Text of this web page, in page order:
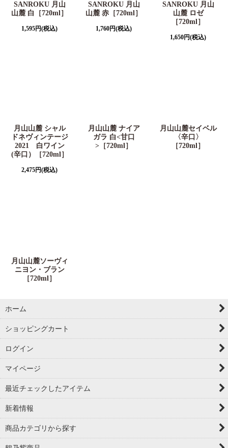
SANROKU 月山
山麓 白［720ml］
1,595円(税込)
SANROKU 月山
山麓 赤［720ml］
1,760円(税込)
SANROKU 月山
山麓 ロゼ
［720ml］
1,650円(税込)
月山山麓 シャル
ドネヴィンテージ
2021 白ワイン
(辛口）［720ml］
2,475円(税込)
月山山麓 ナイア
ガラ 白<甘口
>［720ml］
月山山麓セイベル
〈辛口〉
［720ml］
月山山麓ソーヴィ
ニヨン・ブラン
［720ml］
ホーム
ショッピングカート
ログイン
マイページ
最近チェックしたアイテム
新着情報
商品カテゴリから探す